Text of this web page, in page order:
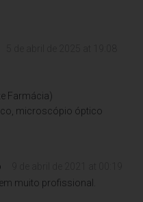
Farmácia)
microscópio óptico
muito profissional.